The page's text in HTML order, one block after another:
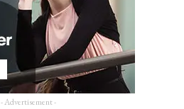
- Advertisement -